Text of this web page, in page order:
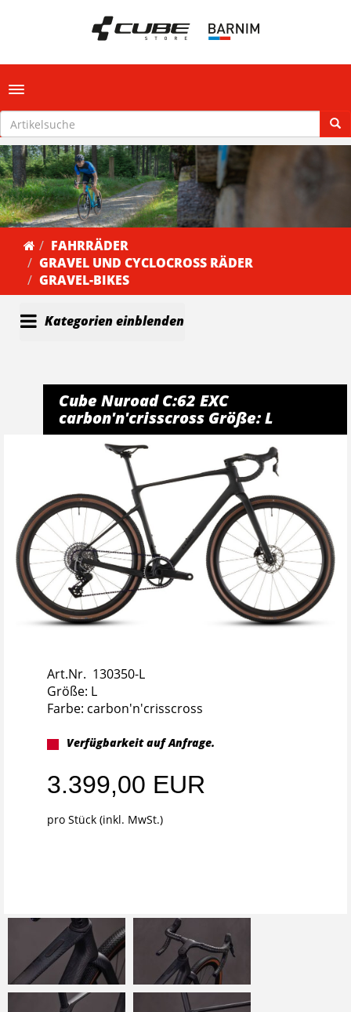
Toggle navigation
FAHRRÄDER
GRAVEL UND CYCLOCROSS RÄDER
GRAVEL-BIKES
Kategorien einblenden
Cube Nuroad C:62 EXC
carbon'n'crisscross Größe: L
Art.Nr. 130350-L
Größe: L
Farbe: carbon'n'crisscross
Verfügbarkeit auf Anfrage.
3.399,00 EUR
pro Stück (inkl. MwSt.)